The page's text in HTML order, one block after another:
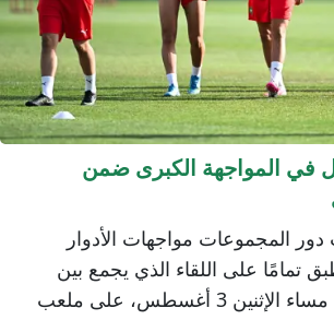
المواجهة الكبرى ضمن
المجموعات مواجهات الأدوار
تمامًا على اللقاء الذي يجمع بين
المغرب والسنغال، مساء الإثنين 3 أغسطس، على ملعب